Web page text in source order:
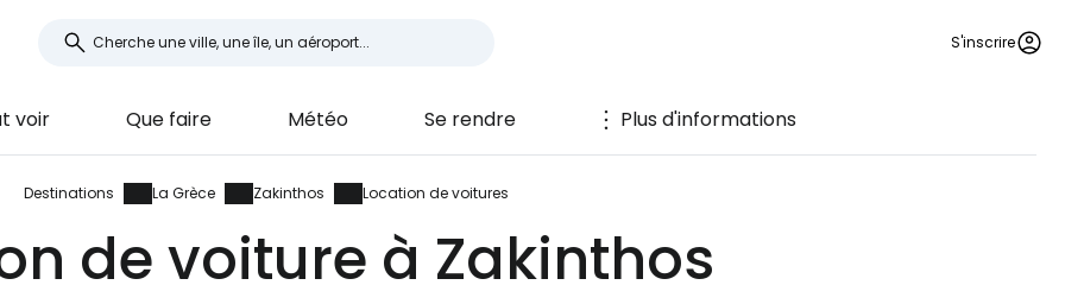
S'inscrire
voir Que faire Météo Se rendre Plus d'informations
Destinations La Grèce Zakinthos Location de voitures
de voiture à Zakinthos